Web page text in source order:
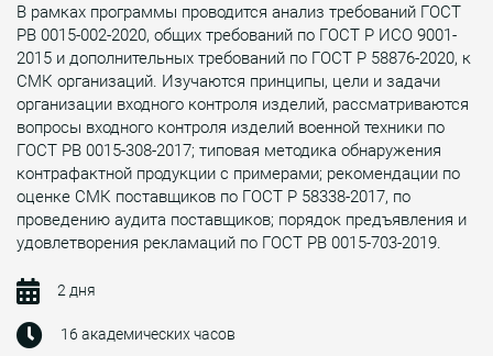
В рамках программы проводится анализ требований ГОСТ
РВ 0015-002-2020, общих требований по ГОСТ Р ИСО 9001-
2015 и дополнительных требований по ГОСТ Р 58876-2020, к
СМК организаций. Изучаются принципы, цели и задачи
организации входного контроля изделий, рассматриваются
вопросы входного контроля изделий военной техники по
ГОСТ РВ 0015-308-2017; типовая методика обнаружения
контрафактной продукции с примерами; рекомендации по
оценке СМК поставщиков по ГОСТ Р 58338-2017, по
проведению аудита поставщиков; порядок предъявления и
удовлетворения рекламаций по ГОСТ РВ 0015-703-2019.
2 дня
16 академических часов